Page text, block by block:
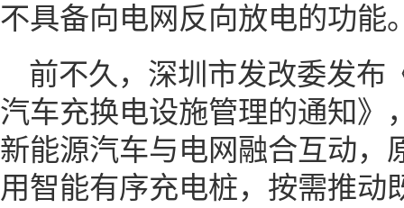
不具备向电网反向放电的功能
前不久，深圳市发改委发布
汽车充换电设施管理的通知》
新能源汽车与电网融合互动，
用智能有序充电桩，按需推动